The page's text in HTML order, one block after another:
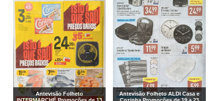
Antevisão Folheto
Antevisão Folheto ALDI Casa e